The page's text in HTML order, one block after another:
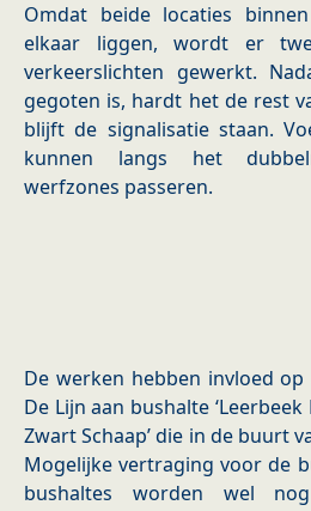
Omdat beide locaties
elkaar liggen, wordt er
verkeerslichten gewerkt.
gegoten is, hardt het de rest
blijft de signalisatie staan.
kunnen langs het
werfzones passeren.
De werken hebben invloed
De Lijn aan bushalte ‘Leerbeek
Zwart Schaap’ die in de buurt
Mogelijke vertraging voor de
bushaltes worden wel